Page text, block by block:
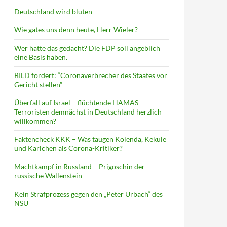
Deutschland wird bluten
Wie gates uns denn heute, Herr Wieler?
Wer hätte das gedacht? Die FDP soll angeblich
eine Basis haben.
BILD fordert: “Coronaverbrecher des Staates vor
Gericht stellen”
Überfall auf Israel – flüchtende HAMAS-
Terroristen demnächst in Deutschland herzlich
willkommen?
Faktencheck KKK – Was taugen Kolenda, Kekule
und Karlchen als Corona-Kritiker?
Machtkampf in Russland – Prigoschin der
russische Wallenstein
Kein Strafprozess gegen den „Peter Urbach“ des
NSU